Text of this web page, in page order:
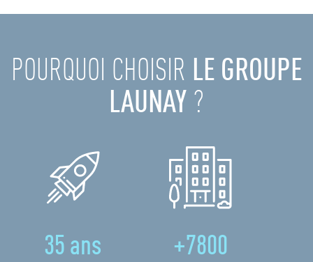
POURQUOI CHOISIR LE GROUPE
LAUNAY ?
35 ans +7800